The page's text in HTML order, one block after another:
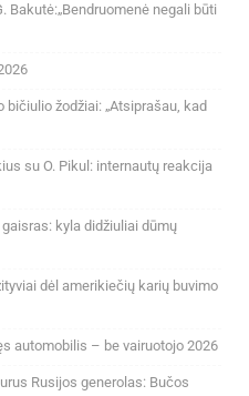
Bakutė:„Bendruomenė negali būti
žodžiai: „Atsiprašau, kad
su O. Pikul: internautų reakcija
kyla didžiuliai dūmų
dėl amerikiečių karių buvimo
automobilis – be vairuotojo 2026
Rusijos generolas: Bučos